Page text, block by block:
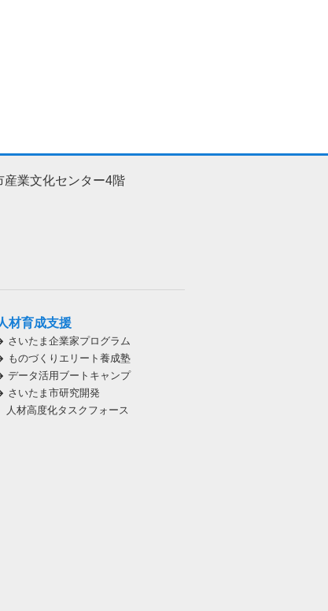
産業文化センター4階
材育成支援
さいたま企業家プログラム
ものづくりエリート養成塾
データ活用ブートキャンプ
さいたま市研究開発
人材高度化タスクフォース